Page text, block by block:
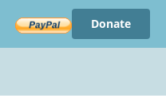
Donate